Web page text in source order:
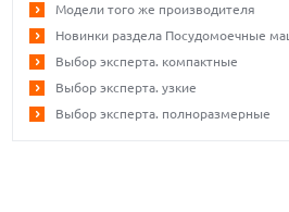
Модели того же производителя
Новинки раздела Посудомоечные
Выбор эксперта. компактные
Выбор эксперта. узкие
Выбор эксперта. полноразмерные